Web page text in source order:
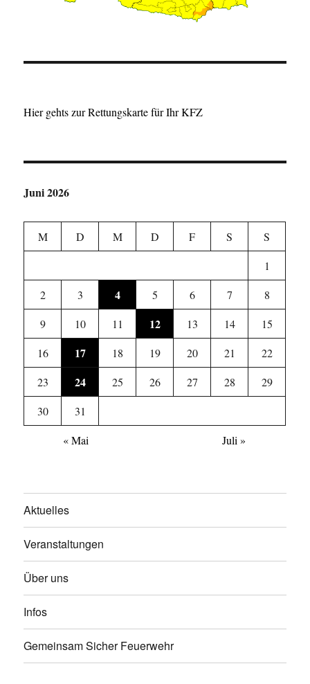
Hier gehts zur Rettungskarte für Ihr KFZ
Juni 2026
M D M D F S
S
1
2
3 4 5 6 7
8
9
10 11 12 13 14
15
16
17 18 19 20 21
22
23
24 25 26 27 28
29
30
31
« Mai
Juli »
Aktuelles
Veranstaltungen
Über uns
Infos
Gemeinsam Sicher Feuerwehr